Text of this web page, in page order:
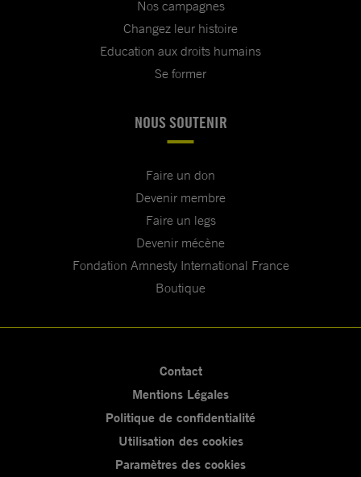
Nos campagnes
Changez leur histoire
Education aux droits humains
Se former
NOUS SOUTENIR
Faire un don
Devenir membre
Faire un legs
Devenir mécène
Fondation Amnesty International France
Boutique
Contact
Mentions Légales
Politique de confidentialité
Utilisation des cookies
Paramètres des cookies